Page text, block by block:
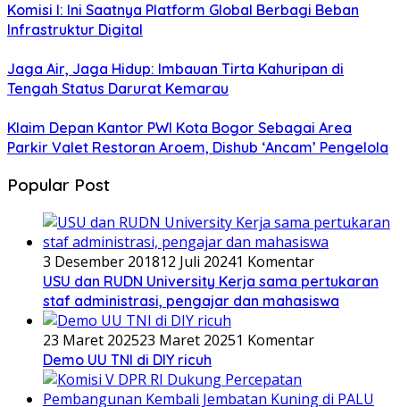
Komisi I: Ini Saatnya Platform Global Berbagi Beban
Infrastruktur Digital
Jaga Air, Jaga Hidup: Imbauan Tirta Kahuripan di
Tengah Status Darurat Kemarau
Klaim Depan Kantor PWI Kota Bogor Sebagai Area
Parkir Valet Restoran Aroem, Dishub ‘Ancam’ Pengelola
Popular Post
3 Desember 201812 Juli 20241 Komentar
USU dan RUDN University Kerja sama pertukaran
staf administrasi, pengajar dan mahasiswa
23 Maret 202523 Maret 20251 Komentar
Demo UU TNI di DIY ricuh